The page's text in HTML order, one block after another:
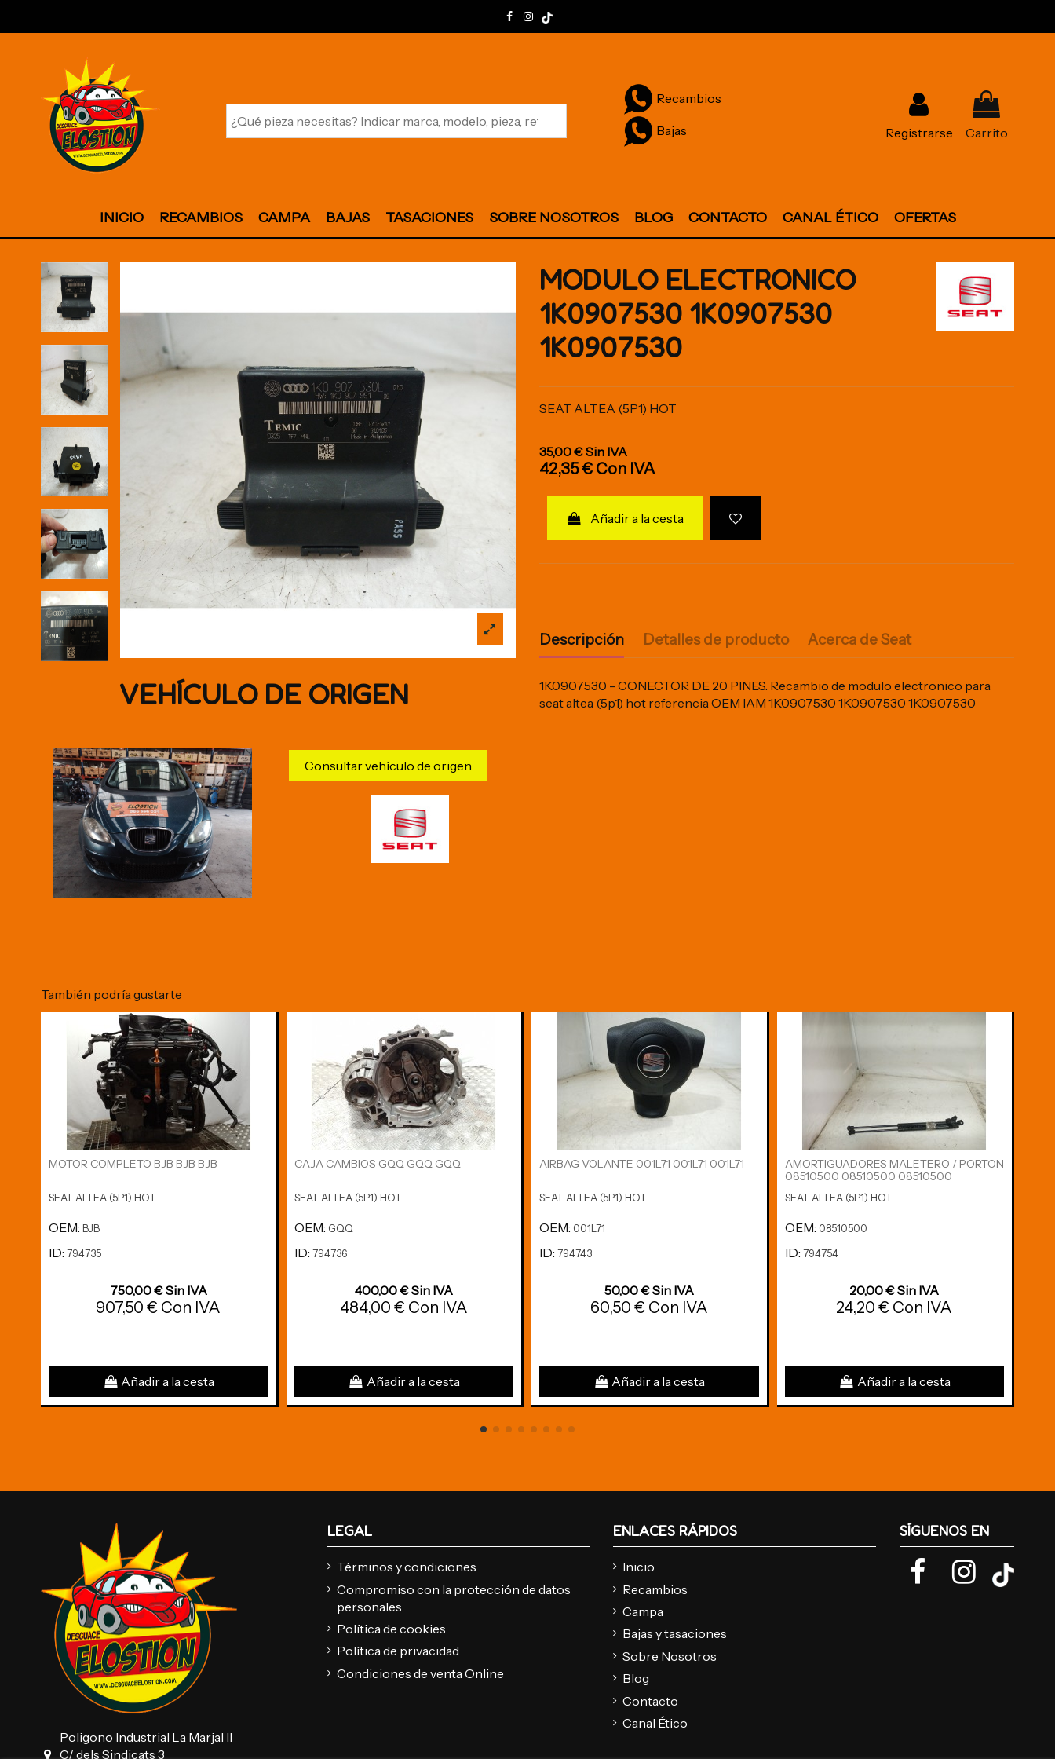
Recambios
Bajas Registrarse Carrito
INICIO RECAMBIOS CAMPA BAJAS TASACIONES SOBRE NOSOTROS BLOG CONTACTO CANAL ÉTICO OFERTAS
VEHÍCULO DE ORIGEN
Consultar vehículo de origen
MODULO ELECTRONICO
1K0907530 1K0907530
1K0907530
SEAT ALTEA (5P1) HOT
35,00 €Sin IVA
42,35 € Con IVA
Añadir a la cesta
Descripción Detalles de producto Acerca de Seat
1K0907530 - CONECTOR DE 20 PINES. Recambio de modulo electronico para
seat altea (5p1) hot referencia OEM IAM 1K0907530 1K0907530 1K0907530
También podría gustarte
MOTOR COMPLETO BJB BJB BJB
SEAT ALTEA (5P1) HOT
OEM: BJB
ID: 794735
750,00 € Sin IVA
907,50 € Con IVA
Añadir a la cesta
CAJA CAMBIOS GQQ GQQ GQQ
SEAT ALTEA (5P1) HOT
OEM: GQQ
ID: 794736
400,00 € Sin IVA
484,00 € Con IVA
Añadir a la cesta
AIRBAG VOLANTE 001L71 001L71 001L71
SEAT ALTEA (5P1) HOT
OEM: 001L71
ID: 794743
50,00 € Sin IVA
60,50 € Con IVA
Añadir a la cesta
AMORTIGUADORES MALETERO / PORTON
08510500 08510500 08510500
SEAT ALTEA (5P1) HOT
OEM: 08510500
ID: 794754
20,00 € Sin IVA
24,20 € Con IVA
Añadir a la cesta
Poligono Industrial La Marjal II
C/ dels Sindicats 3
LEGAL
Términos y condiciones
Compromiso con la protección de datos
personales
Política de cookies
Política de privacidad
Condiciones de venta Online
ENLACES RÁPIDOS
Inicio
Recambios
Campa
Bajas y tasaciones
Sobre Nosotros
Blog
Contacto
Canal Ético
SÍGUENOS EN